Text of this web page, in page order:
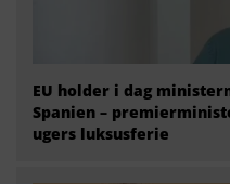
EU holder i dag
Spanien –
ugers luksusferie